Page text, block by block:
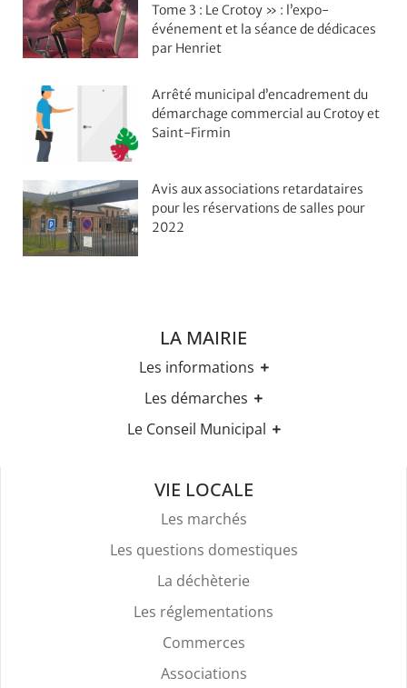
Tome 3 : Le Crotoy » : l’expo-
événement et la séance de dédicaces
par Henriet
Arrêté municipal d’encadrement du
démarchage commercial au Crotoy et
Saint-Firmin
Avis aux associations retardataires
pour les réservations de salles pour
2022
LA MAIRIE
Les informations
Les horaires
Les élections
Stationnement
Les démarches
Etat-civil
Recensement militaire
Mariage & Pacs
Livret de Famille
Légalisation de signature
Services Funéraires
Le Conseil Municipal
VIE LOCALE
Les marchés
Les questions domestiques
La déchèterie
Les réglementations
Commerces
Associations